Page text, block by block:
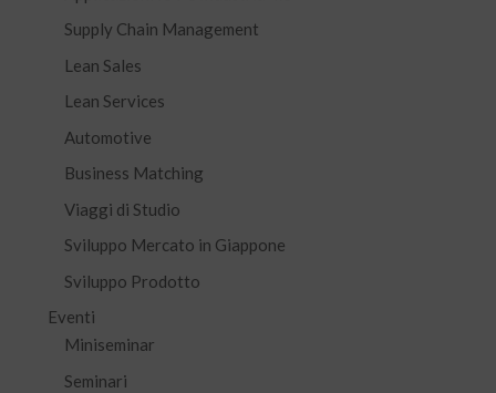
Supply Chain Management
Lean Sales
Lean Services
Automotive
Business Matching
Viaggi di Studio
Sviluppo Mercato in Giappone
Sviluppo Prodotto
Eventi
Miniseminar
Seminari